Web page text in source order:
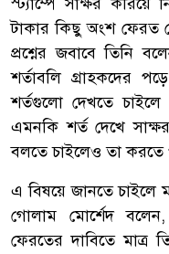
টাকার কিছু অংশ ফেরত
প্রশ্নের জবাবে তিনি
শর্তাবলি গ্রাহকদের
শর্তগুলো দেখতে চাইলে
এমনকি শর্ত দেখে
বলতে চাইলেও তা করতে
এ বিষয়ে জানতে চাইলে
গোলাম মোর্শেদ
ফেরতের দাবিতে মাত্র